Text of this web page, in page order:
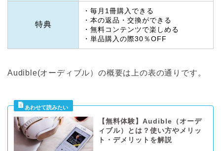
特典
・毎月1冊購入できる
・本の返品・交換ができる
・無料コンテンツで楽しめる
・単品購入の際30％OFF
Audible(オーディブル）の概要は上の表の通りです。
【無料体験】Audible（オーデ
ィブル）とは？使い方やメリッ
ト・デメリットを解説